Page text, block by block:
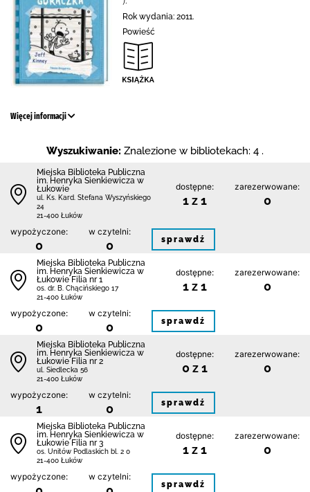
Rok wydania: 2011.
Powieść
Więcej informacji
Wyszukiwanie: Znalezione w bibliotekach: 4 .
Miejska Biblioteka Publiczna
im. Henryka Sienkiewicza w
Łukowie
ul. Ks. Kard. Stefana Wyszyńskiego
24
21-400 Łuków
dostępne:
1 z 1
zarezerwowane:
0
wypożyczone:
0
w czytelni:
0 sprawdź
Miejska Biblioteka Publiczna
im. Henryka Sienkiewicza w
Łukowie Filia nr 1
os. dr. B. Chącińskiego 17
21-400 Łuków
dostępne:
1 z 1
zarezerwowane:
0
wypożyczone:
0
w czytelni:
0 sprawdź
Miejska Biblioteka Publiczna
im. Henryka Sienkiewicza w
Łukowie Filia nr 2
ul. Siedlecka 56
21-400 Łuków
dostępne:
0 z 1
zarezerwowane:
0
wypożyczone:
1
w czytelni:
0 sprawdź
Miejska Biblioteka Publiczna
im. Henryka Sienkiewicza w
Łukowie Filia nr 3
os. Unitów Podlaskich bl. 2 0
21-400 Łuków
dostępne:
1 z 1
zarezerwowane:
0
wypożyczone: w czytelni:
sprawdź